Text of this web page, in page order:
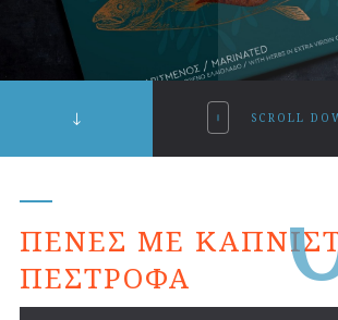
SCROLL
ΠΈΝΕΣ ΜΕ
ΠΈΣΤΡΟΦΑ